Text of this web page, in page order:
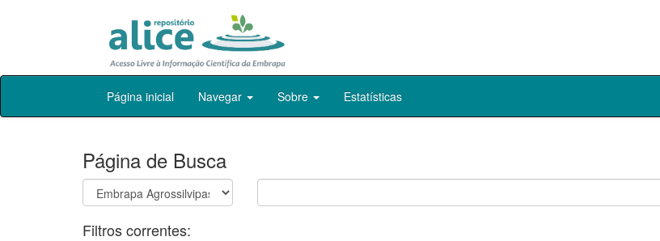
Skip
Página inicial Navegar Sobre Estatísticas
Página de Busca
Filtros correntes: